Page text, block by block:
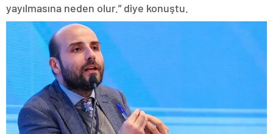
yayılmasına neden olur.” diye konuştu.